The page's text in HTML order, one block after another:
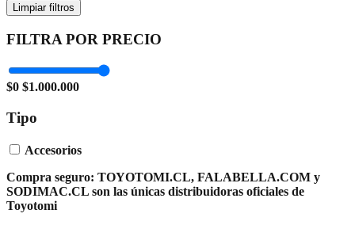
Limpiar filtros
FILTRA POR PRECIO
$0 $1.000.000
Tipo
Accesorios
Compra seguro: TOYOTOMI.CL, FALABELLA.COM y
SODIMAC.CL son las únicas distribuidoras oficiales de
Toyotomi